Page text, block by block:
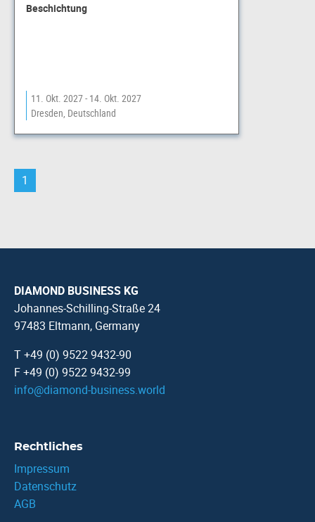
Beschichtung
11. Okt. 2027 - 14. Okt. 2027
Dresden, Deutschland
1
DIAMOND BUSINESS KG
Johannes-Schilling-Straße 24
97483 Eltmann, Germany
T +49 (0) 9522 9432-90
F +49 (0) 9522 9432-99
info@diamond-business.world
Rechtliches
Impressum
Datenschutz
AGB